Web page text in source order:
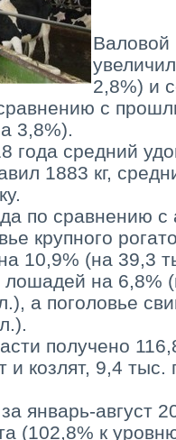
Валовой
2,8%) и
с
3,8%).
года средний
1883 кг,
по сравнению
крупного
10,9% (на 39,3
на 6,8%
а поголовье
получено
и козлят, 9,4
январь-август
(102,8% к